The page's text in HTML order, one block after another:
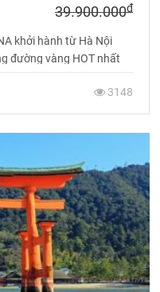
39.900.000đ
khởi hành từ Hà Nội
đường vàng HOT nhất
3148